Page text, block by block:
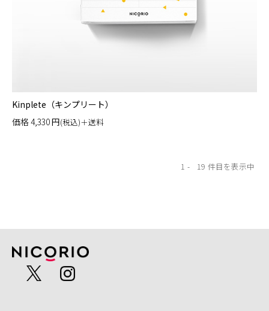
Kinplete（キンプリート）
価格4,330円(税込)＋送料
1 19